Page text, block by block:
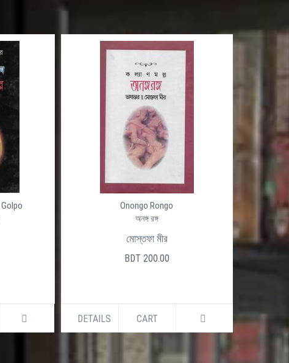
Onongo Rongo
অনঙ্গ রঙ্গ
মোস্তফা মীর
BDT 200.00
DETAILS CART